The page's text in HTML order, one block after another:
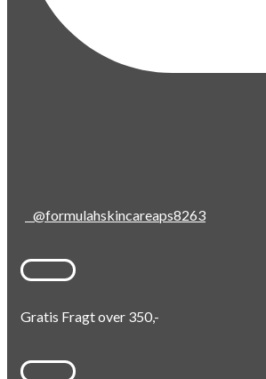
@formulahskincareaps8263
Gratis Fragt over 350,-